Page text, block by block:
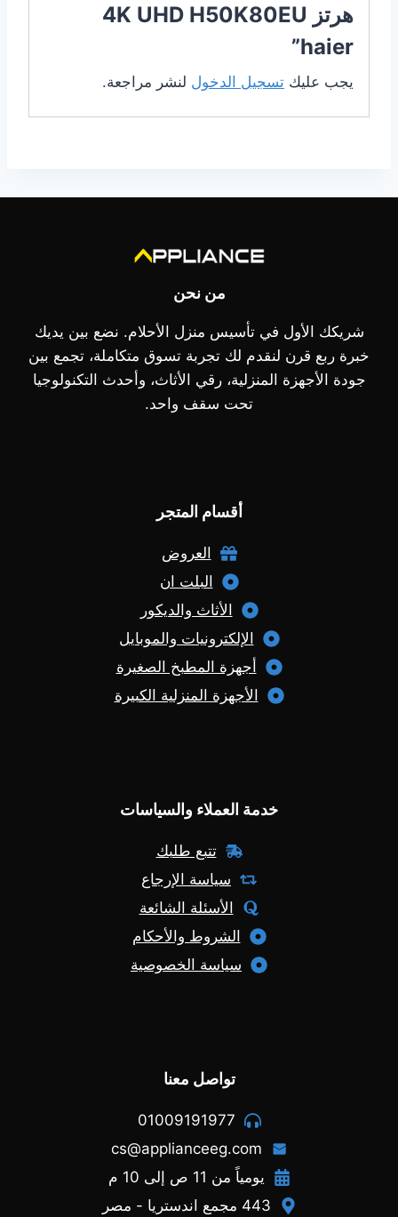
هرتز 4K UHD H50K80EU
haier”
يجب عليك تسجيل الدخول لنشر مراجعة.
من نحن
شريكك الأول في تأسيس منزل الأحلام. نضع بين يديك
خبرة ربع قرن لنقدم لك تجربة تسوق متكاملة، تجمع بين
جودة الأجهزة المنزلية، رقي الأثاث، وأحدث التكنولوجيا
تحت سقف واحد.
أقسام المتجر
العروض
البلت ان
الأثاث والديكور
الإلكترونيات والموبايل
أجهزة المطبخ الصغيرة
الأجهزة المنزلية الكبيرة
خدمة العملاء والسياسات
تتبع طلبك
سياسة الإرجاع
الأسئلة الشائعة
الشروط والأحكام
سياسة الخصوصية
تواصل معنا
01009191977
cs@applianceeg.com
يومياً من 11 ص إلى 10 م
443 مجمع اندستريا - مصر